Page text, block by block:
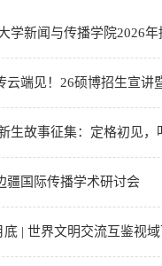
学新闻与传播学院2026
云端见！26硕博招生宣讲
生故事征集：定格初见，
疆国际传播学术研讨会
| 世界文明交流互鉴视